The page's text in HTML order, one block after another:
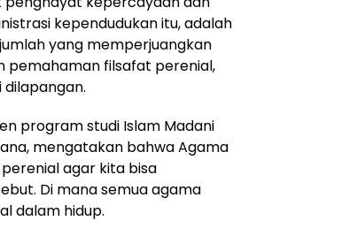
kependudukan itu, adalah
yang memperjuangkan
pemahaman filsafat perenial,
program studi Islam Madani
mengatakan bahwa Agama
agar kita bisa
Di mana semua agama
dalam hidup.